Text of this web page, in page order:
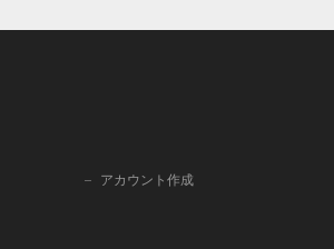
アカウント作成